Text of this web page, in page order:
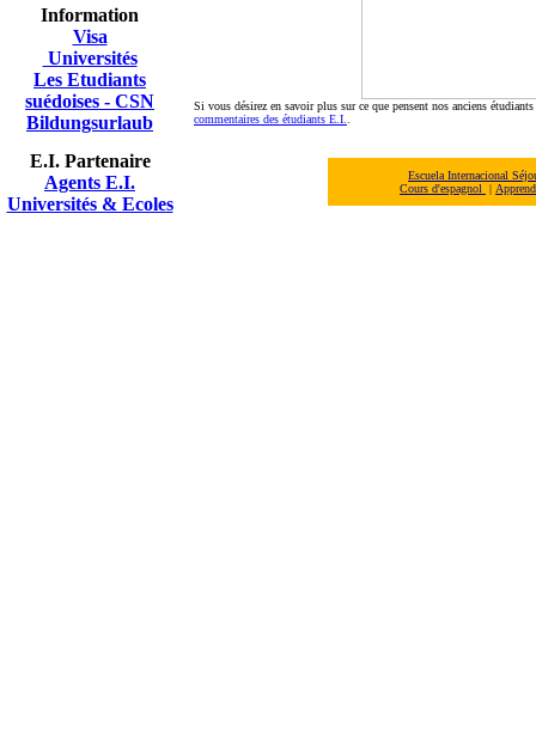
Information
Visa
Universités
Les Etudiants
suédoises - CSN
Bildungsurlaub
E.I. Partenaire
Agents E.I.
Universités & Ecoles
Si vous désirez en savoir plus sur ce que pensent nos anciens
commentaires des étudiants E.I.
Escuela Internacional
Cours d'espagnol
|